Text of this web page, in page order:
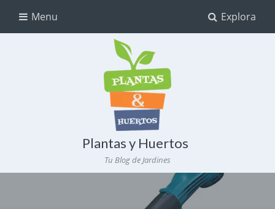
Explora
Menu
Plantas y Huertos
Tu Blog de Jardines